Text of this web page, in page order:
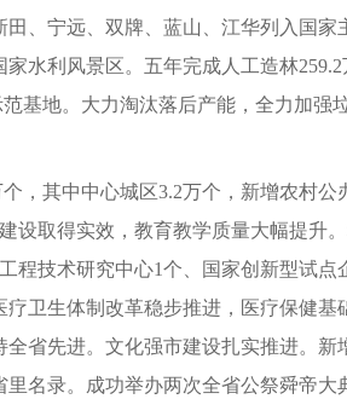
、宁远、双牌、蓝山、江华列入国
水利风景区。五年完成人工造林
基地。大力淘汰落后产能，全力加
，其中中心城区3.2万个，新增农村
设取得实效，教育教学质量大幅提升
程技术研究中心1个、国家创新型试
卫生体制改革稳步推进，医疗保健
省先进。文化强市建设扎实推进。
名录。成功举办两次全省公祭舜帝